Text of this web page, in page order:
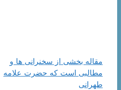
مقاله بخشی از سخنرانی ها و
مطالبی است که حضرت علامه
طهرانی